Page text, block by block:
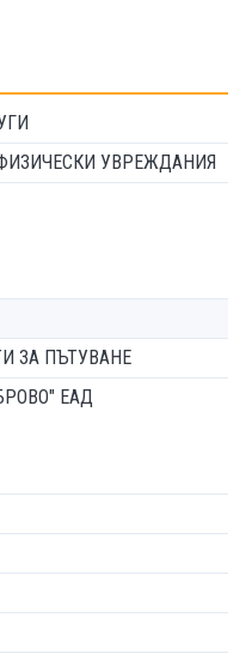
УВРЕЖДАНИЯ
ЗА ПЪТУВАНЕ
ЕАД